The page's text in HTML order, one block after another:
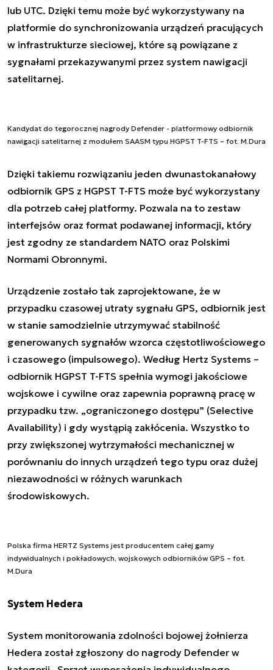
lub UTC. Dzięki temu może być wykorzystywany na
platformie do synchronizowania urządzeń pracujących
w infrastrukturze sieciowej, które są powiązane z
sygnałami przekazywanymi przez system nawigacji
satelitarnej.
Kandydat do tegorocznej nagrody Defender - platformowy odbiornik
nawigacji satelitarnej z modułem SAASM typu HGPST T-FTS – fot. M.Dura
Dzięki takiemu rozwiązaniu jeden dwunastokanałowy
odbiornik GPS z HGPST T-FTS może być wykorzystany
dla potrzeb całej platformy. Pozwala na to zestaw
interfejsów oraz format podawanej informacji, który
jest zgodny ze standardem NATO oraz Polskimi
Normami Obronnymi.
Urządzenie zostało tak zaprojektowane, że w
przypadku czasowej utraty sygnału GPS, odbiornik jest
w stanie samodzielnie utrzymywać stabilność
generowanych sygnałów wzorca częstotliwościowego
i czasowego (impulsowego). Według Hertz Systems –
odbiornik HGPST T-FTS spełnia wymogi jakościowe
wojskowe i cywilne oraz zapewnia poprawną pracę w
przypadku tzw. „ograniczonego dostępu” (Selective
Availability) i gdy wystąpią zakłócenia. Wszystko to
przy zwiększonej wytrzymałości mechanicznej w
porównaniu do innych urządzeń tego typu oraz dużej
niezawodności w różnych warunkach
środowiskowych.
Polska firma HERTZ Systems jest producentem całej gamy
indywidualnych i pokładowych, wojskowych odbiorników GPS – fot.
M.Dura
System Hedera
System monitorowania zdolności bojowej żołnierza
Hedera został zgłoszony do nagrody Defender w